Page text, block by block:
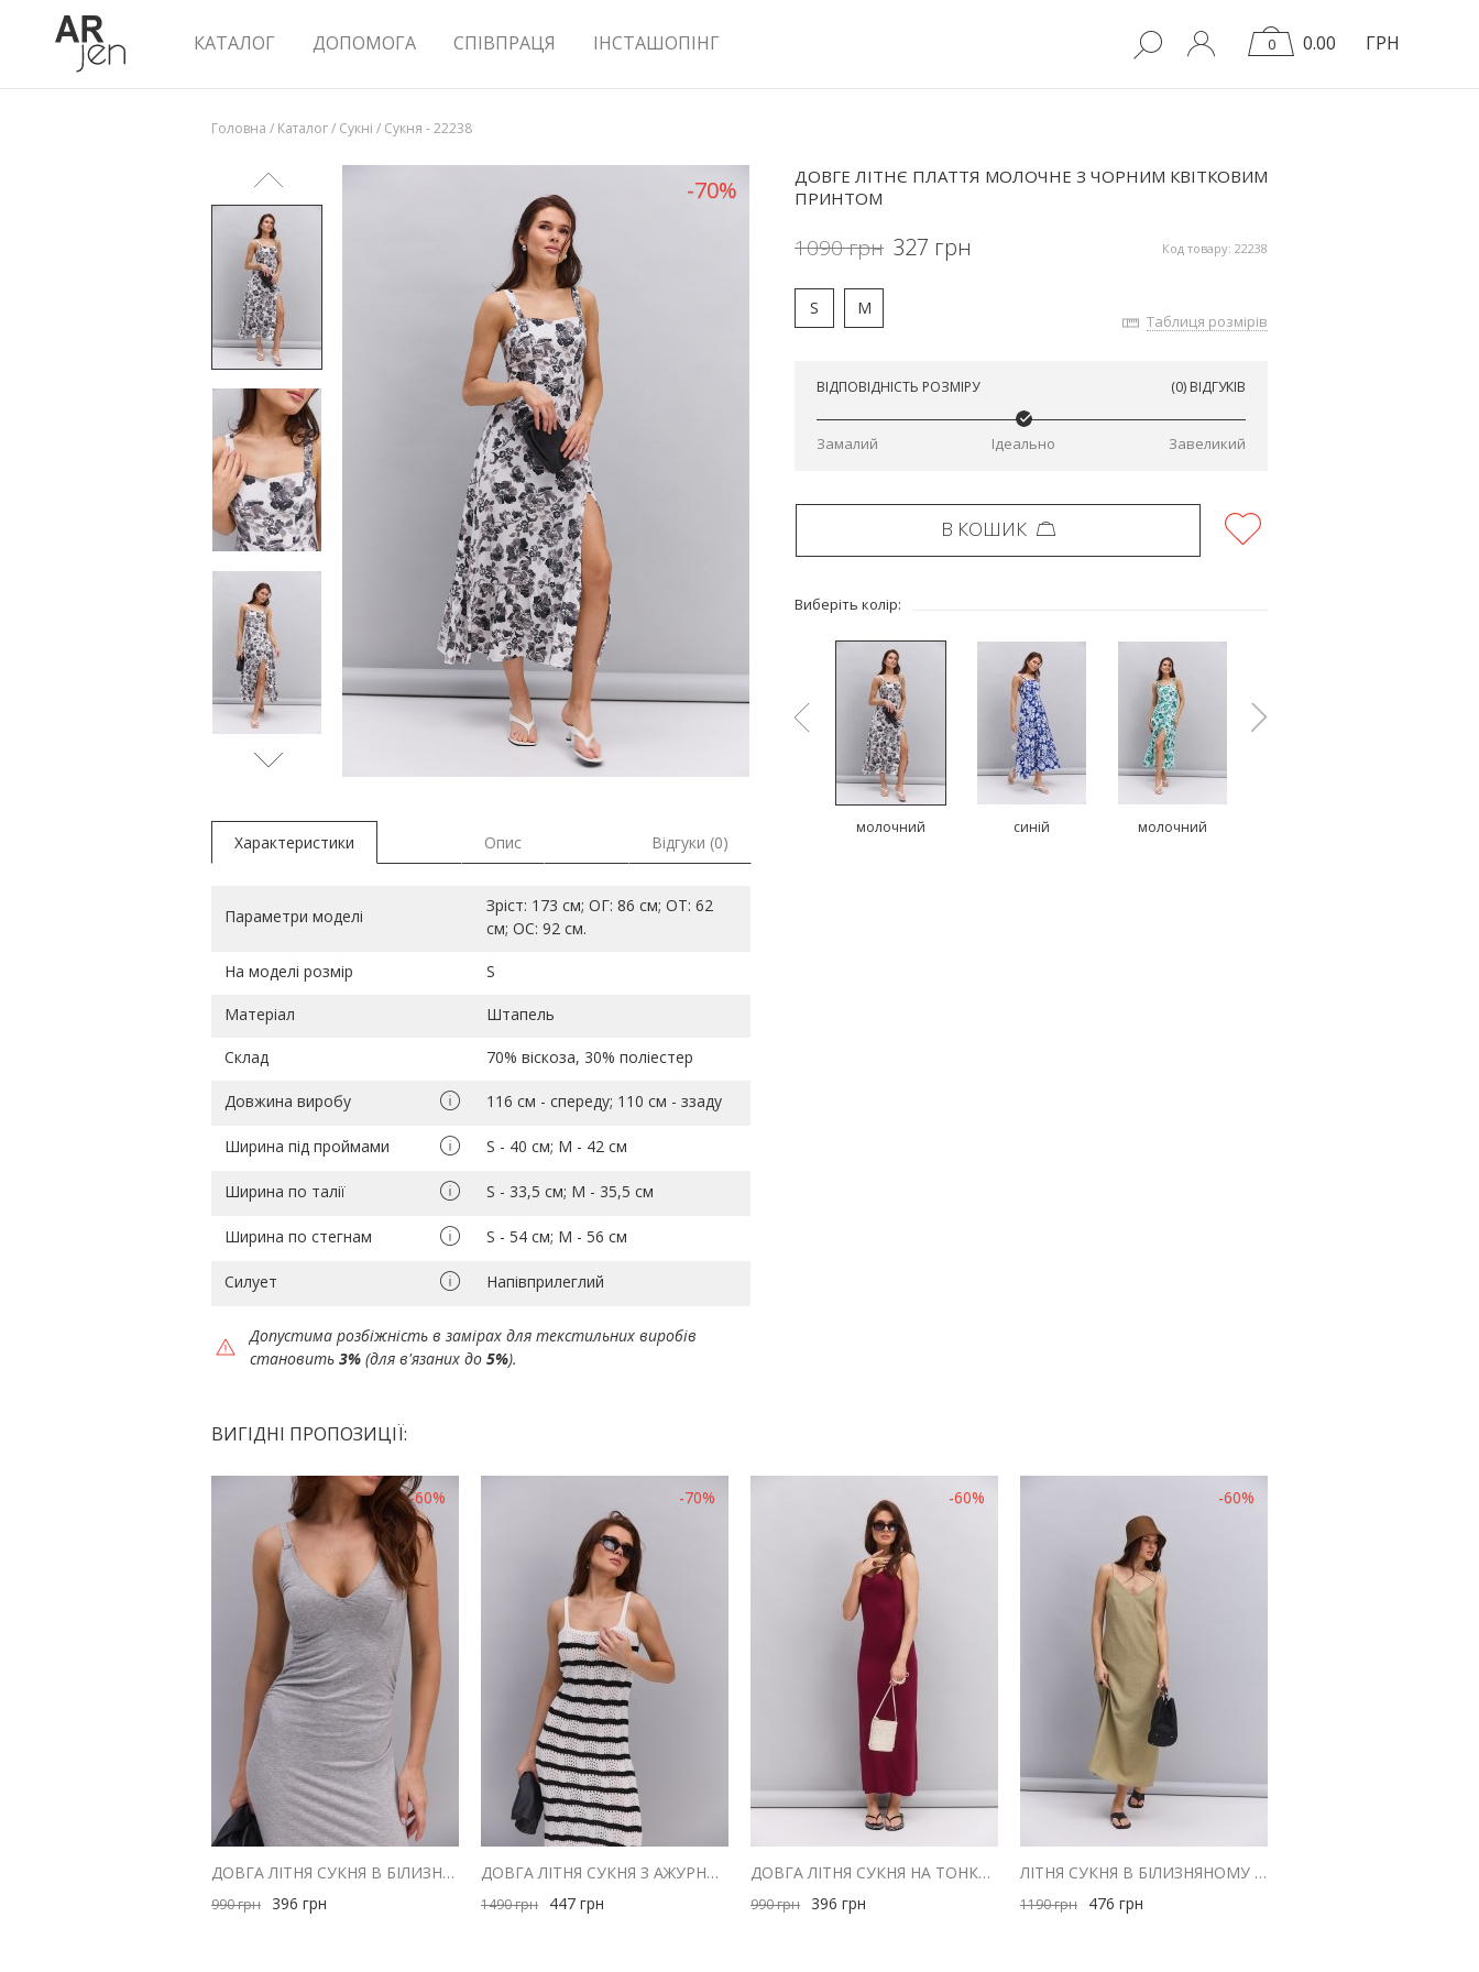
КАТАЛОГ ДОПОМОГА СПІВПРАЦЯ ІНСТАШОПІНГ 0 0.00 ГРН
Головна / Каталог/ Сукні / Сукня - 22238
ДОВГЕ ЛІТНЄ ПЛАТТЯ МОЛОЧНЕ З ЧОРНИМ КВІТКОВИМ
ПРИНТОМ
1090грн 327 грн Код товару: 22238
S M
Таблиця розмірів
ВІДПОВІДНІСТЬ РОЗМІРУ
(0) ВІДГУКІВ
Замалий Ідеально Завеликий
В КОШИК
Виберіть колір:
молочний синій молочний
-70%
Характеристики Опис Відгуки (0)
Параметри моделі
Зріст: 173 см; ОГ: 86 см; ОТ: 62
см; ОС: 92 см.
На моделі розмір S
Матеріал Штапель
Склад 70% віскоза, 30% поліестер
Довжина виробу 116 см - спереду; 110 см - ззаду
Ширина під проймами S - 40 см; M - 42 см
Ширина по талії S - 33,5 см; M - 35,5 см
Ширина по стегнам S - 54 см; M - 56 см
Силует Напівприлеглий
Допустима розбіжність в замірах для текстильних виробів
становить 3% (для в'язаних до 5%).
ВИГІДНІ ПРОПОЗИЦІЇ:
-60%
ДОВГА ЛІТНЯ СУКНЯ В БІЛИЗНЯНОМУ СТИЛІ СІРА МЕЛАНЖ
990грн 396 грн
-70%
ДОВГА ЛІТНЯ СУКНЯ З АЖУРНОЇ В`ЯЗКИ СВІТЛО-МОЛОЧНА В ЧОРНУ СМУЖКУ
1490грн 447 грн
-60%
ДОВГА ЛІТНЯ СУКНЯ НА ТОНКИХ БРЕТЕЛЯХ БОРДОВА З ДРАПІРУВАННЯМ НА ГРУДЯХ
990грн 396 грн
-60%
ЛІТНЯ СУКНЯ В БІЛИЗНЯНОМУ СТИЛІ ОЛИВКОВА З ТРЬОМА БРЕТЕЛЯМИ
1190грн 476 грн